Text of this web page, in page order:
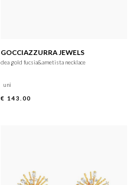
GOCCIAZZURRA JEWELS
dea gold fucsia&ametista necklace
uni
€ 143.00